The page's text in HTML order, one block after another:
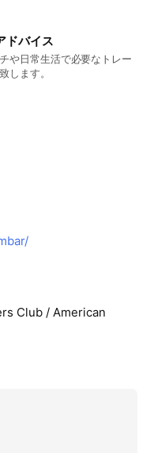
で
＝＝＝＝＝＝＝＝
は
す。
バイス
や日常生活で必要なトレー
します。
Club / American